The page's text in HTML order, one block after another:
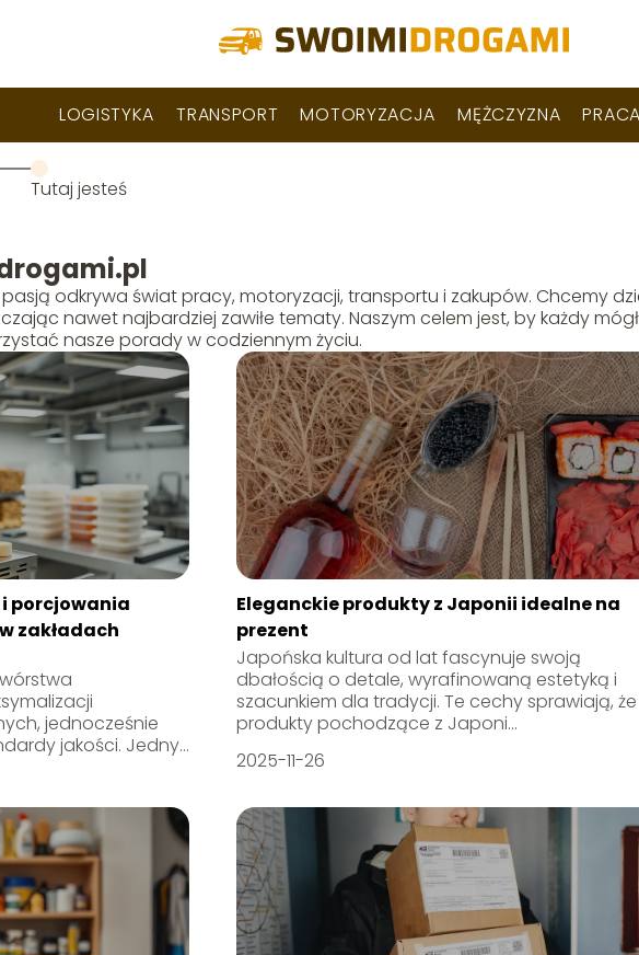
LOGISTYKA TRANSPORT MOTORYZACJA MĘŻCZYZNA
Tutaj jesteś
pasją odkrywa świat pracy, motoryzacji, transportu i zakupów. Chcemy
nawet najbardziej zawiłe tematy. Naszym celem jest, by każdy
nasze porady w codziennym życiu.
porcjowania
zakładach
jednocześnie
jakości. Jedny...
Eleganckie produkty z Japonii idealne na
prezent
Japońska kultura od lat fascynuje swoją
dbałością o detale, wyrafinowaną estetyką i
szacunkiem dla tradycji. Te cechy sprawiają, że
produkty pochodzące z Japoni...
2025-11-26